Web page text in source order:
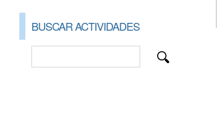
BUSCAR ACTIVIDADES